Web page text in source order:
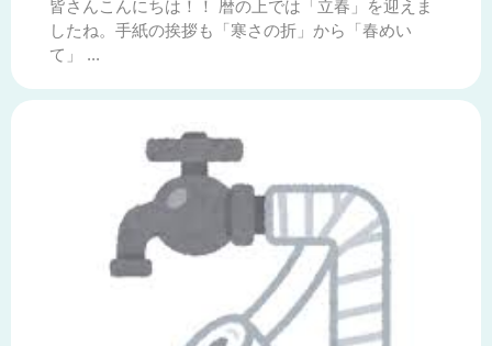
皆さんこんにちは！！ 暦の上では「立春」を迎えま
したね。手紙の挨拶も「寒さの折」から「春めい
て」 ...